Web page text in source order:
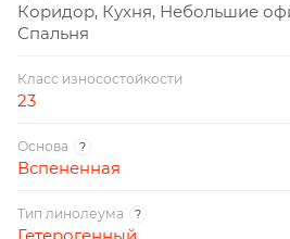
Коридор, Кухня, Небольшие
Спальня
Класс износостойкости
23
Основа ?
Вспененная
Тип линолеума ?